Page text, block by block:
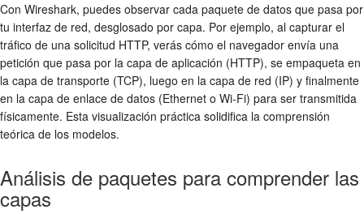
Con Wireshark, puedes observar cada paquete de datos que pasa por
tu interfaz de red, desglosado por capa. Por ejemplo, al capturar el
tráfico de una solicitud HTTP, verás cómo el navegador envía una
petición que pasa por la capa de aplicación (HTTP), se empaqueta en
la capa de transporte (TCP), luego en la capa de red (IP) y finalmente
en la capa de enlace de datos (Ethernet o Wi-Fi) para ser transmitida
físicamente. Esta visualización práctica solidifica la comprensión
teórica de los modelos.
Análisis de paquetes para comprender las
capas